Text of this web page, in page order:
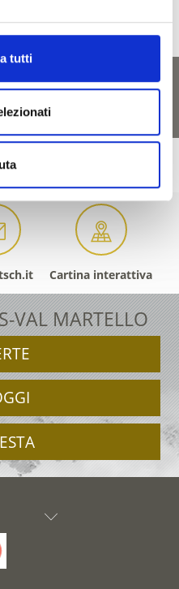
tutti
Cartina interattiva
VAL MARTELLO